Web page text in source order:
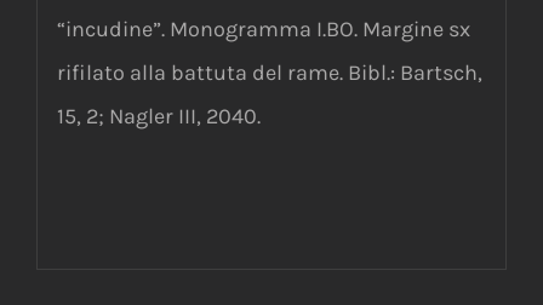
“incudine”. Monogramma I.BO. Margine sx
rifilato alla battuta del rame. Bibl.: Bartsch,
15, 2; Nagler III, 2040.